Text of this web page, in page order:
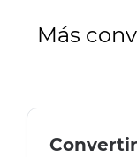
Más